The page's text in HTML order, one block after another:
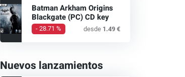
Batman Arkham Origins
Blackgate (PC) CD key
- 28.71 % desde 1.49 €
Nuevos lanzamientos